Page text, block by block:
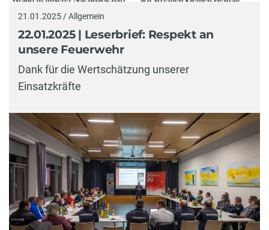
21.01.2025 / Allgemein
22.01.2025 | Leserbrief: Respekt an
unsere Feuerwehr
Dank für die Wertschätzung unserer
Einsatzkräfte